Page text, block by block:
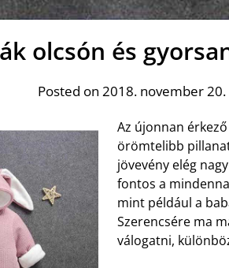
olcsón és
Posted on 2018. november
Az újonnan
örömtelibb
jövevény elég
fontos a
mint például a
Szerencsére ma
válogatni,